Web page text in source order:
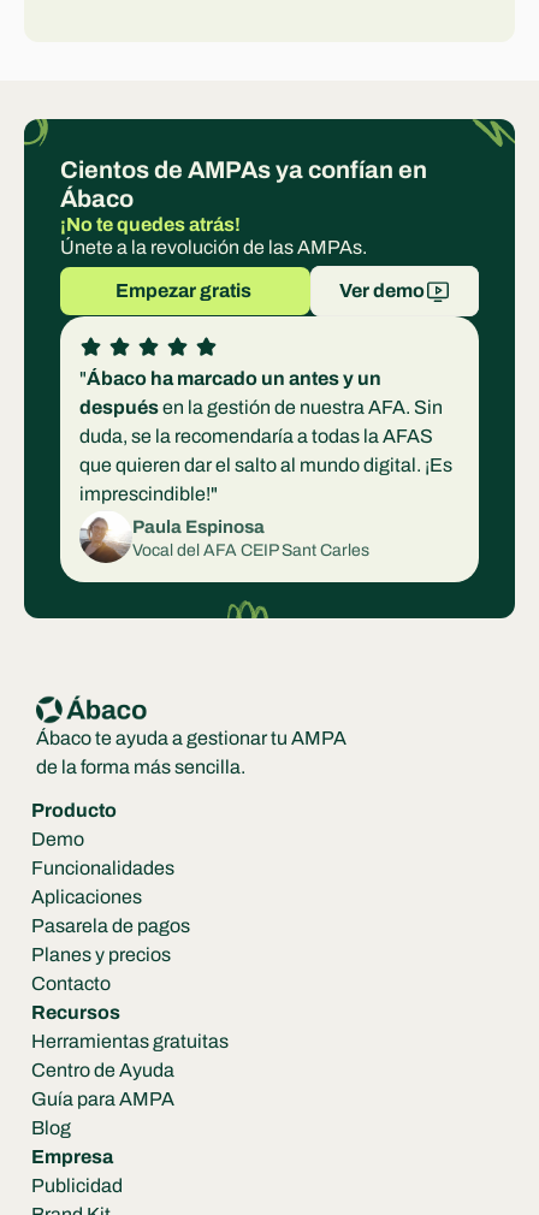
Cientos de AMPAs ya confían en
Ábaco
¡No te quedes atrás!
Únete a la revolución de las AMPAs.
Empezar gratis Ver demo
"Ábaco ha marcado un antes y un
después en la gestión de nuestra AFA. Sin
duda, se la recomendaría a todas la AFAS
que quieren dar el salto al mundo digital. ¡Es
imprescindible!"
Paula Espinosa
Vocal del AFA CEIP Sant Carles
Ábaco te ayuda a gestionar tu AMPA
de la forma más sencilla.
Producto
Demo
Funcionalidades
Aplicaciones
Pasarela de pagos
Planes y precios
Contacto
Recursos
Herramientas gratuitas
Centro de Ayuda
Guía para AMPA
Blog
Empresa
Publicidad